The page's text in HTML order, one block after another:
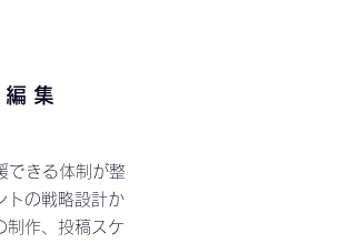
集
できる体制が整
トの戦略設計か
制作、投稿スケ